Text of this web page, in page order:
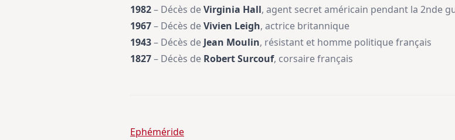
1982– Décès deVirginia Hall, agent secret américain pendant la 2nde
1967– Décès deVivien Leigh, actrice britannique
1943– Décès de Jean Moulin, résistant et homme politique français
1827– Décès de Robert Surcouf, corsaire français
Ephéméride